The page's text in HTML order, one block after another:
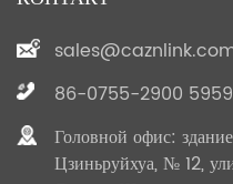
86-0755-2900 5959
Головной офис:
Цзиньруйхуа, № 12,